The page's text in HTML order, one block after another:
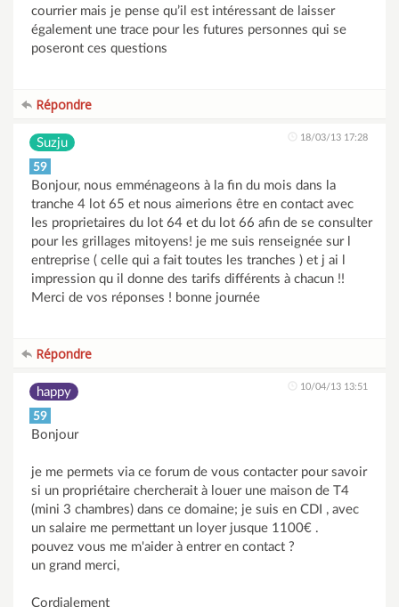
courrier mais je pense qu’il est intéressant de laisser
également une trace pour les futures personnes qui se
poseront ces questions
Répondre
Suzju 18/03/13 17:28
59
Bonjour, nous emménageons à la fin du mois dans la
tranche 4 lot 65 et nous aimerions être en contact avec
les proprietaires du lot 64 et du lot 66 afin de se consulter
pour les grillages mitoyens! je me suis renseignée sur l
entreprise ( celle qui a fait toutes les tranches ) et j ai l
impression qu il donne des tarifs différents à chacun !!
Merci de vos réponses ! bonne journée
Répondre
happy 10/04/13 13:51
59
Bonjour
je me permets via ce forum de vous contacter pour savoir
si un propriétaire chercherait à louer une maison de T4
(mini 3 chambres) dans ce domaine; je suis en CDI , avec
un salaire me permettant un loyer jusque 1100€ .
pouvez vous me m'aider à entrer en contact ?
un grand merci,
Cordialement